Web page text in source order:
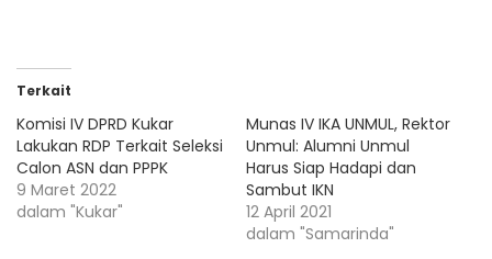
Terkait
Komisi IV DPRD Kukar
Lakukan RDP Terkait Seleksi
Calon ASN dan PPPK
9 Maret 2022
dalam "Kukar"
Munas IV IKA UNMUL, Rektor
Unmul: Alumni Unmul
Harus Siap Hadapi dan
Sambut IKN
12 April 2021
dalam "Samarinda"